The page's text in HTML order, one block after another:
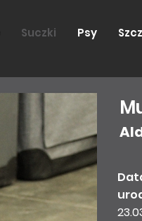
Suczki Psy